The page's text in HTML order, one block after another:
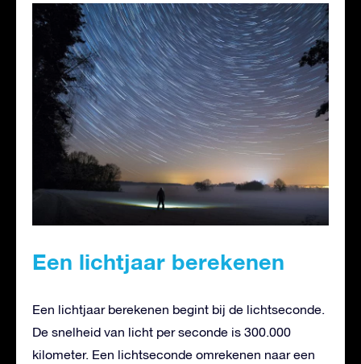
Een lichtjaar berekenen
Een lichtjaar berekenen begint bij de lichtseconde.
De snelheid van licht per seconde is 300.000
kilometer. Een lichtseconde omrekenen naar een